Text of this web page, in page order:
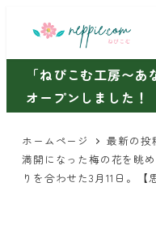
ン
ン
「ねぴこむ工房〜
オープンしました！
ホームページ 最新の投
満開になった梅の花を眺
りを合わせた3月11日。【